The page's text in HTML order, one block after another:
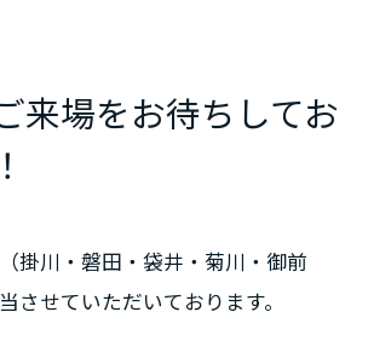
ら住まいをご検討の方
詰まった建築実例、注目の最新情報など、住
るデジタルラウンジです。
ーション
ブ来場をお待ちしてお
掛川・磐田・袋井・菊川・御前
させていただいております。